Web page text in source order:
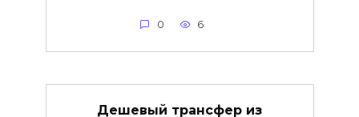
0 6
Дешевый трансфер из